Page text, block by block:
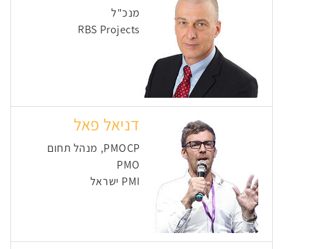
מנכ"ל
RBS Projects
דניאל פאל
PMOCP, מנהל תחום
PMO
PMI ישראל